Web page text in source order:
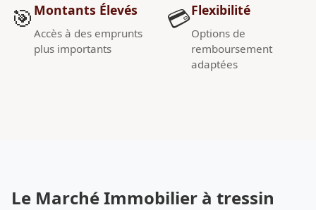
🎯 Montants Élevés
Accès à des emprunts
plus importants
💳Flexibilité
Options de
remboursement
adaptées
Le Marché Immobilier à tressin